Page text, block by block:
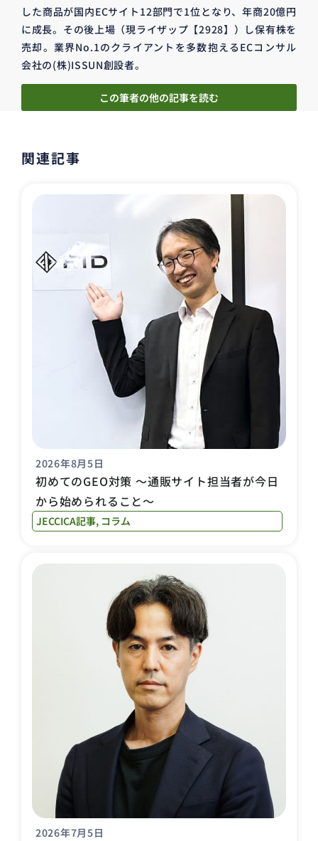
した商品が国内ECサイト12部門で1位となり、年商20億円
に成長。その後上場（現ライザップ【2928】）し保有株を
売却。業界No.1のクライアントを多数抱えるECコンサル
会社の(株)ISSUN創設者。
この筆者の他の記事を読む
関連記事
2026年8月5日
初めてのGEO対策 〜通販サイト担当者が今日
から始められること〜
JECCICA記事, コラム
2026年7月5日